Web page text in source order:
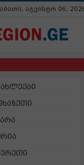
აგვისტო 06,